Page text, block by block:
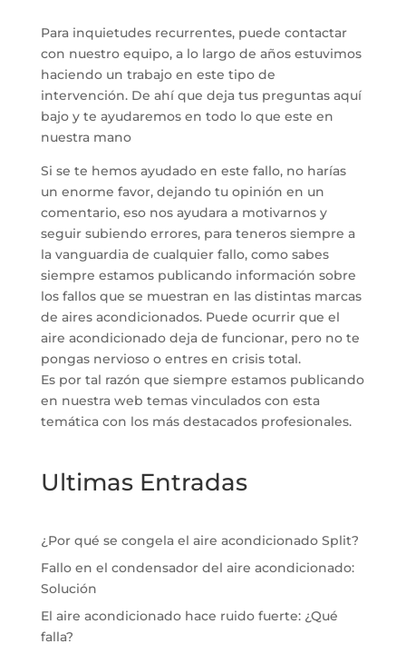
Para inquietudes recurrentes, puede contactar
con nuestro equipo, a lo largo de años estuvimos
haciendo un trabajo en este tipo de
intervención. De ahí que deja tus preguntas aquí
bajo y te ayudaremos en todo lo que este en
nuestra mano
Si se te hemos ayudado en este fallo, no harías
un enorme favor, dejando tu opinión en un
comentario, eso nos ayudara a motivarnos y
seguir subiendo errores, para teneros siempre a
la vanguardia de cualquier fallo, como sabes
siempre estamos publicando información sobre
los fallos que se muestran en las distintas marcas
de aires acondicionados. Puede ocurrir que el
aire acondicionado deja de funcionar, pero no te
pongas nervioso o entres en crisis total.
Es por tal razón que siempre estamos publicando
en nuestra web temas vinculados con esta
temática con los más destacados profesionales.
Ultimas Entradas
¿Por qué se congela el aire acondicionado Split?
Fallo en el condensador del aire acondicionado:
Solución
El aire acondicionado hace ruido fuerte: ¿Qué
falla?